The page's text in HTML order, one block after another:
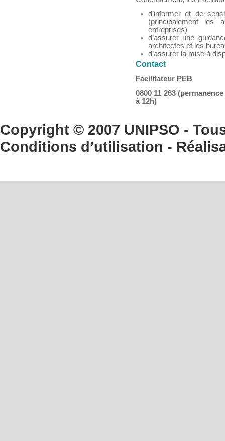
d’informer et de
(principalement les
entreprises)
d’assurer une
architectes et les
d’assurer la mise à
Contact
Facilitateur PEB
0800 11 263
à 12h)
Copyright © 2007 UNIPSO -
Conditions d’utilisation -